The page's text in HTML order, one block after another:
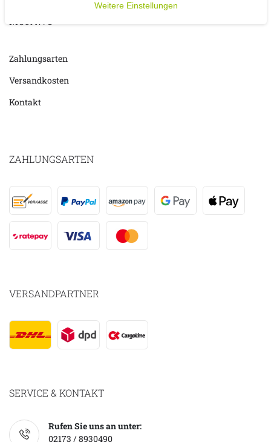
MOJAWO
Zahlungsarten
Versandkosten
Kontakt
ZAHLUNGSARTEN
VERSANDPARTNER
SERVICE & KONTAKT
Rufen Sie uns an unter:
02173 / 8930490
Weitere Einstellungen